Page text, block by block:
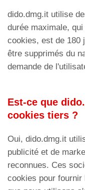
dido.dmg.it utilise
durée maximale,
cookies, est de 180
être supprimés du
demande de
Est-ce que
cookies tiers ?
Oui, dido.dmg.it
publicité et de
reconnues. Ces
cookies pour